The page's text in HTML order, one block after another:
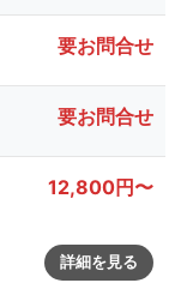
要お問合せ
要お問合せ
12,800円〜
詳細を見る